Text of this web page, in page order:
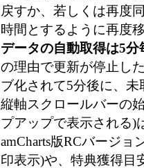
戻すか、若しくは再度
時間とするように再度
データの自動取得は5分
の理由で更新が停止し
ブ化されて5分後に、
縦軸スクロールバーの
プアップで表示される)
amCharts版RCバージ
印表示)や、特典獲得目